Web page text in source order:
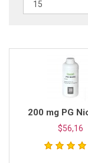
200 mg PG
$56,16